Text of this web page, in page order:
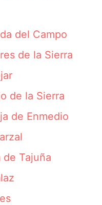
del Campo
de la Sierra
de la Sierra
de Enmedio
de Tajuña